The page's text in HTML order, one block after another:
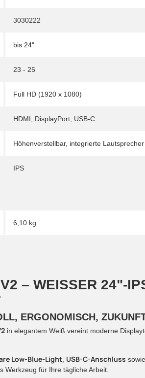
3030222
bis 24"
23 - 25
Full HD (1920 x 1080)
HDMI DisplayPort USB-C
Höhenverstellbar, integrierte Lautsprecher
IPS
6,10 kg
– WEISSER 24"-
ERGONOMISCH,
in elegantem Weiß vereint moderne
Low-Blue-Light USB-C-Anschluss sowie
Werkzeug für Ihre tägliche Arbeit.